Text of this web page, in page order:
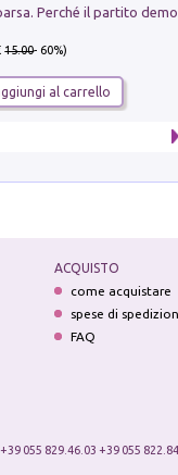
15.00- 60%)
al carrello
ACQUISTO
come acquistare
spese di
FAQ
055 829.46.03 +39 055